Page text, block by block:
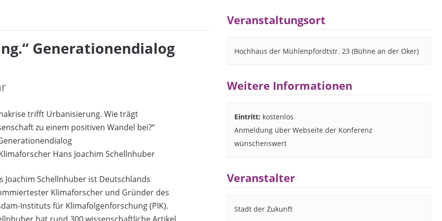
Generationendialog
trifft Urbanisierung. Wie trägt
zu einem positiven Wandel bei?“
Hans Joachim Schellnhuber
Joachim Schellnhuber ist Deutschlands
Klimaforscher und Gründer des
Instituts für Klimafolgenforschung (PIK).
Veranstaltungsort
Hochhaus der Mühlenpfordtstr. 23 (Bühne an der Oker)
Weitere Informationen
Eintritt: kostenlos
Anmeldung über Webseite der Konferenz
wünschenswert
Veranstalter
Stadt der Zukunft